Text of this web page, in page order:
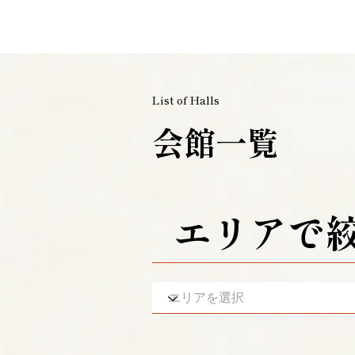
List of Halls
会館一覧
エリアで